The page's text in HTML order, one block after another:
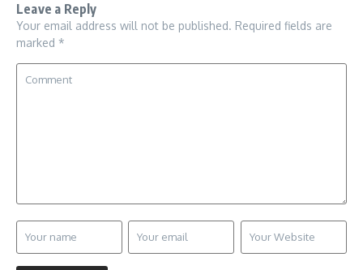
Leave a Reply
Your email address will not be published. Required fields are
marked *